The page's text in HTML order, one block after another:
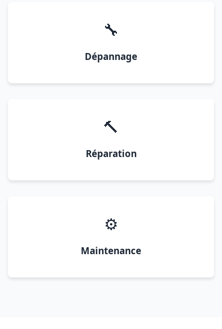
🔧
Dépannage
🔨
Réparation
⚙️
Maintenance